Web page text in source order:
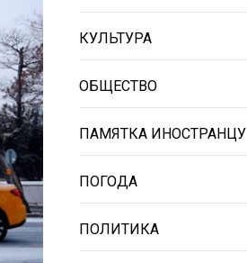
КУЛЬТУРА
ОБЩЕСТВО
ПАМЯТКА ИНОСТРАНЦУ
ПОГОДА
ПОЛИТИКА